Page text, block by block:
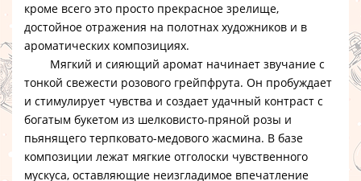
кроме всего это просто прекрасное зрелище,
достойное отражения на полотнах художников и в
ароматических композициях.
Мягкий и сияющий аромат начинает звучание с
тонкой свежести розового грейпфрута. Он пробуждает
и стимулирует чувства и создает удачный контраст с
богатым букетом из шелковисто-пряной розы и
пьянящего терпковато-медового жасмина. В базе
композиции лежат мягкие отголоски чувственного
мускуса, оставляющие неизгладимое впечатление